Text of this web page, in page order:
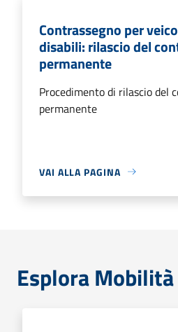
Contrassegno per
disabili: rilascio del
permanente
Procedimento di rilascio del
permanente
VAI ALLA PAGINA
Esplora